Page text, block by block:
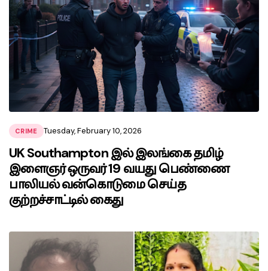
CRIME Tuesday, February 10, 2026
UK Southampton இல் இலங்கை தமிழ்
இளைஞர் ஒருவர் 19 வயது பெண்ணை
பாலியல் வன்கொடுமை செய்த
குற்றச்சாட்டில் கைது